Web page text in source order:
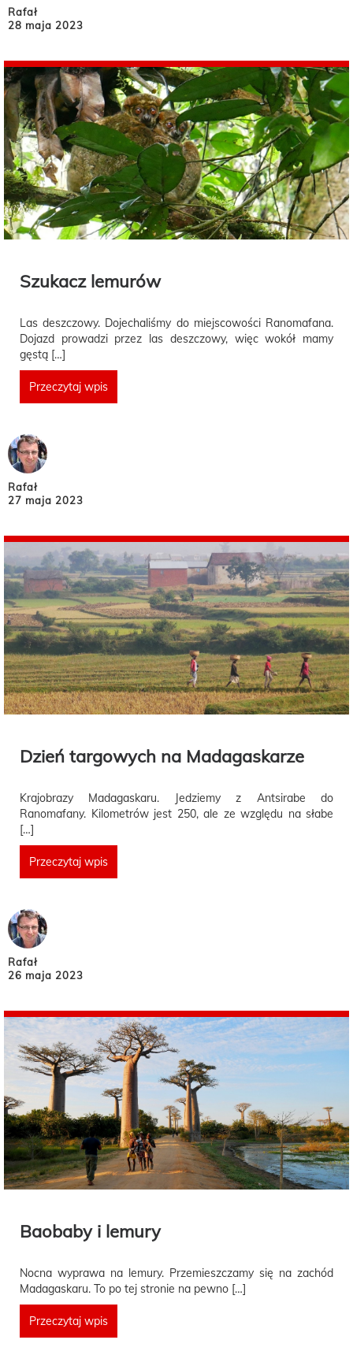
Rafał
28 maja 2023
Szukacz lemurów
Las deszczowy. Dojechaliśmy do miejscowości Ranomafana.
Dojazd prowadzi przez las deszczowy, więc wokół mamy
gęstą […]
Przeczytaj wpis
Rafał
27 maja 2023
Dzień targowych na Madagaskarze
Krajobrazy Madagaskaru. Jedziemy z Antsirabe do
Ranomafany. Kilometrów jest 250, ale ze względu na słabe
[…]
Przeczytaj wpis
Rafał
26 maja 2023
Baobaby i lemury
Nocna wyprawa na lemury. Przemieszczamy się na zachód
Madagaskaru. To po tej stronie na pewno […]
Przeczytaj wpis